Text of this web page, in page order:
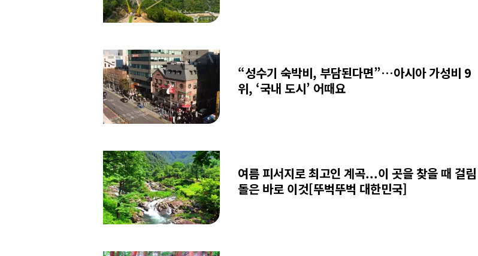
“성수기 숙박비, 부담된다면”…아시아 가성비 9
위, ‘국내 도시’ 어때요
여름 피서지로 최고인 계곡...이 곳을 찾을 때 걸림
돌은 바로 이것[뚜벅뚜벅 대한민국]